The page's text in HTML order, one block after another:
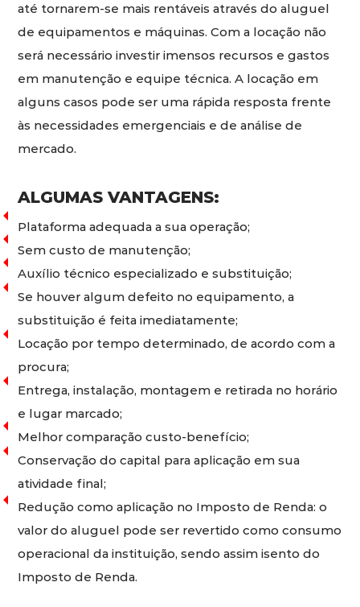
até tornarem-se mais rentáveis através do aluguel
de equipamentos e máquinas. Com a locação não
será necessário investir imensos recursos e gastos
em manutenção e equipe técnica. A locação em
alguns casos pode ser uma rápida resposta frente
às necessidades emergenciais e de análise de
mercado.
ALGUMAS VANTAGENS:
Plataforma adequada a sua operação;
Sem custo de manutenção;
Auxílio técnico especializado e substituição;
Se houver algum defeito no equipamento, a
substituição é feita imediatamente;
Locação por tempo determinado, de acordo com a
procura;
Entrega, instalação, montagem e retirada no horário
e lugar marcado;
Melhor comparação custo-benefício;
Conservação do capital para aplicação em sua
atividade final;
Redução como aplicação no Imposto de Renda: o
valor do aluguel pode ser revertido como consumo
operacional da instituição, sendo assim isento do
Imposto de Renda.